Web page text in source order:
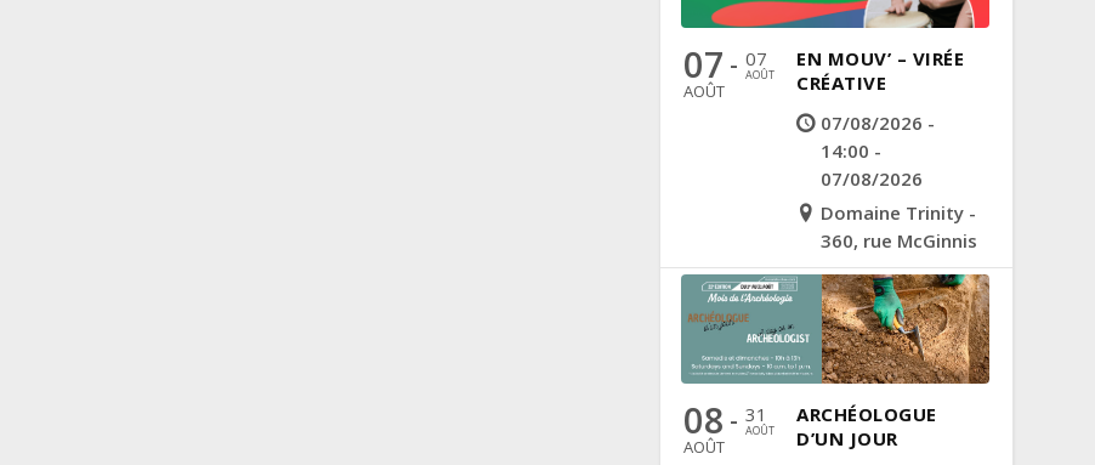
07
AOÛT
- 07
AOÛT
EN MOUV’ – VIRÉE
CRÉATIVE
07/08/2026 -
14:00 -
07/08/2026
Domaine Trinity -
360, rue McGinnis
08
AOÛT
- 31
AOÛT
ARCHÉOLOGUE
D’UN JOUR